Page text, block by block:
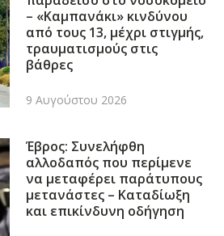
– «Καμπανάκι» κινδύνου
από τους 13, μέχρι στιγμής,
τραυματισμούς στις
βάθρες
9 Αυγούστου 2026
Έβρος: Συνελήφθη
αλλοδαπός που περίμενε
να μεταφέρει παράτυπους
μετανάστες – Καταδίωξη
και επικίνδυνη οδήγηση